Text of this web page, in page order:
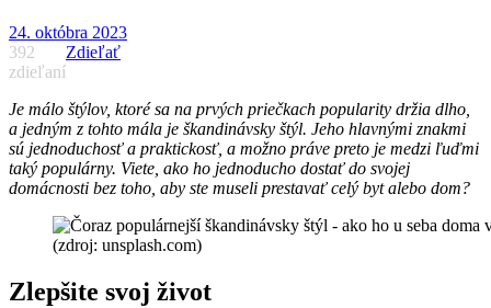
24. októbra 2023
392
zdieľaní
Zdieľať
Je málo štýlov, ktoré sa na prvých priečkach popularity držia dlho,
a jedným z tohto mála je škandinávsky štýl. Jeho hlavnými znakmi
sú jednoduchosť a praktickosť, a možno práve preto je medzi ľuďmi
taký populárny. Viete, ako ho jednoducho dostať do svojej
domácnosti bez toho, aby ste museli prestavať celý byt alebo dom?
(zdroj: unsplash.com)
Zlepšite svoj život